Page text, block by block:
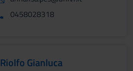
0458028318
Riolfo Gianluca